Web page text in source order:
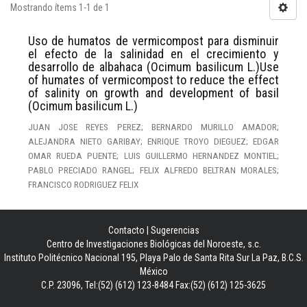
Mostrando ítems 1-1 de 1
Uso de humatos de vermicompost para disminuir
el efecto de la salinidad en el crecimiento y
desarrollo de albahaca (Ocimum basilicum L.)Use
of humates of vermicompost to reduce the effect
of salinity on growth and development of basil
(Ocimum basilicum L.)
JUAN JOSE REYES PEREZ; BERNARDO MURILLO AMADOR;
ALEJANDRA NIETO GARIBAY; ENRIQUE TROYO DIEGUEZ; EDGAR
OMAR RUEDA PUENTE; LUIS GUILLERMO HERNANDEZ MONTIEL;
PABLO PRECIADO RANGEL; FELIX ALFREDO BELTRAN MORALES;
FRANCISCO RODRIGUEZ FELIX
Contacto
Sugerencias
Centro de Investigaciones Biológicas del Noroeste, s.c.
Instituto Politécnico Nacional 195, Playa Palo de Santa Rita Sur La Paz, B.C.S.
México
C.P. 23096, Tel:(52) (612) 123-8484 Fax:(52) (612) 125-3625